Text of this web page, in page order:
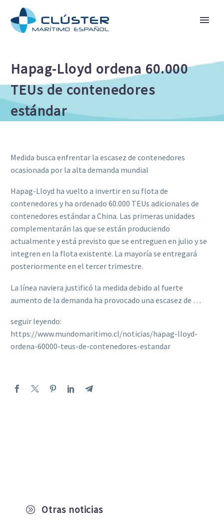
Hapag-Lloyd ordena 60.000
TEUs de contenedores
estándar
A Otras noticias
Medida busca enfrentar la escasez de contenedores
ocasionada por la alta demanda mundial
Hapag-Lloyd ha vuelto a invertir en su flota de
contenedores y ha ordenado 60.000 TEUs adicionales de
contenedores estándar a China. Las primeras unidades
complementarán las que se están produciendo
actualmente y está previsto que se entreguen en julio y se
integren en la flota existente. La mayoría se entregará
posteriormente en el tercer trimestre.
La línea naviera justificó la medida debido al fuerte
aumento de la demanda ha provocado una escasez de …
seguir leyendo:
https://www.mundomaritimo.cl/noticias/hapag-lloyd-
ordena-60000-teus-de-contenedores-estandar